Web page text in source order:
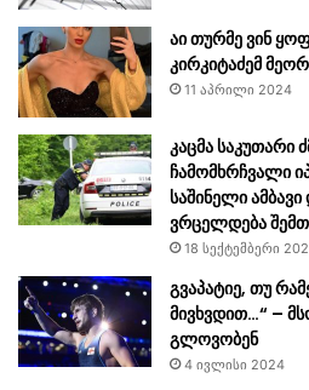
აი თურმე ვინ
კირკიტაძემ
11 აპრილი 2024
კაცმა საკუთარი
ჩამომხრჩვალი
საშინელი
ვრცელდება
18 სექტემბერი
გვაპატიე, თუ
მივხვდით…“ –
გლოვობენ
4 ივლისი 2024